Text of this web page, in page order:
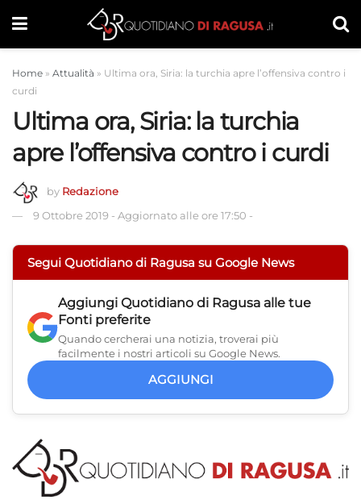
Home » Attualità » Ultima ora, Siria: la turchia apre l’offensiva contro i
curdi
Ultima ora, Siria: la turchia
apre l’offensiva contro i curdi
by Redazione
9 Ottobre 2019 - Aggiornato alle ore 17:50 -
Segui Quotidiano di Ragusa su Google News
Aggiungi Quotidiano di Ragusa alle tue
Fonti preferite
Quando cercherai una notizia, troverai più
facilmente i nostri articoli su Google News.
AGGIUNGI